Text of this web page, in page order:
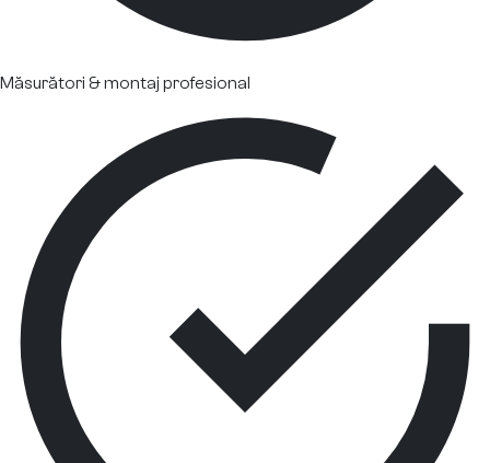
Măsurători & montaj profesional